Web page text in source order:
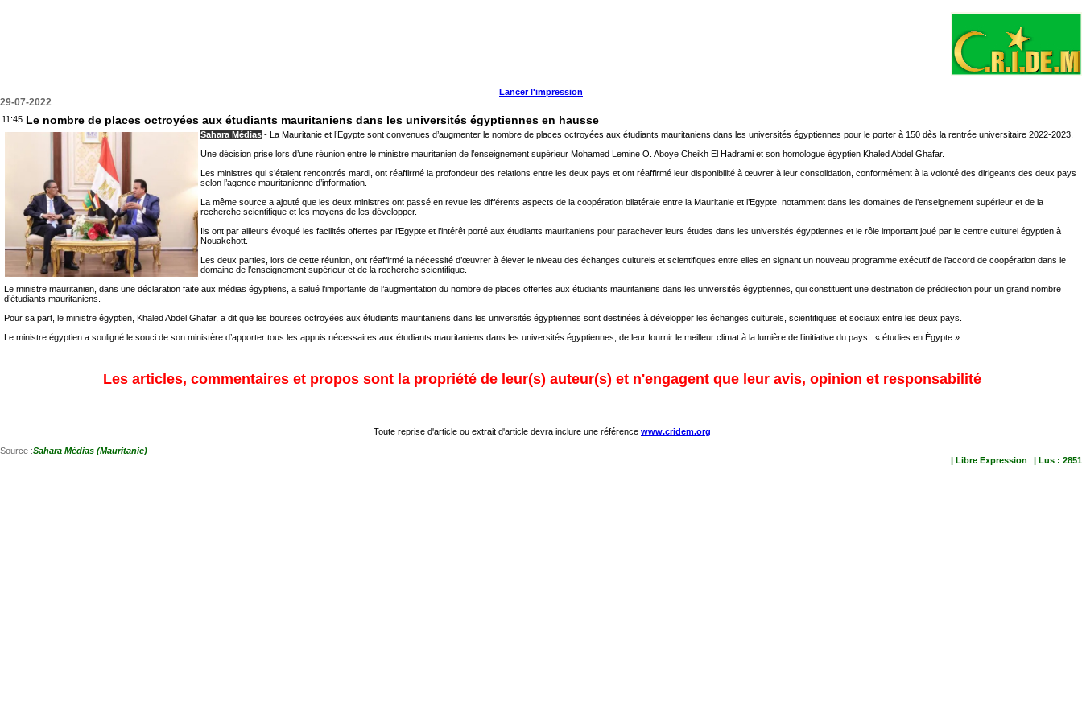
Lancer l'impression
29-07-2022
11:45 Le nombre de places octroyées aux étudiants mauritaniens dans les universités égyptiennes en hausse
Sahara Médias - La Mauritanie et l’Egypte sont convenues d’augmenter le nombre de places octroyées aux étudiants mauritaniens dans les universités égyptiennes pour le porter à 150 dès la rentrée universitaire 2022-2023.
Une décision prise lors d’une réunion entre le ministre mauritanien de l’enseignement supérieur Mohamed Lemine O. Aboye Cheikh El Hadrami et son homologue égyptien Khaled Abdel Ghafar.
Les ministres qui s’étaient rencontrés mardi, ont réaffirmé la profondeur des relations entre les deux pays et ont réaffirmé leur disponibilité à œuvrer à leur consolidation, conformément à la volonté des dirigeants des deux pays
selon l’agence mauritanienne d’information.
La même source a ajouté que les deux ministres ont passé en revue les différents aspects de la coopération bilatérale entre la Mauritanie et l’Egypte, notamment dans les domaines de l’enseignement supérieur et de la
recherche scientifique et les moyens de les développer.
Ils ont par ailleurs évoqué les facilités offertes par l’Egypte et l’intérêt porté aux étudiants mauritaniens pour parachever leurs études dans les universités égyptiennes et le rôle important joué par le centre culturel égyptien à
Nouakchott.
Les deux parties, lors de cette réunion, ont réaffirmé la nécessité d’œuvrer à élever le niveau des échanges culturels et scientifiques entre elles en signant un nouveau programme exécutif de l’accord de coopération dans le
domaine de l’enseignement supérieur et de la recherche scientifique.
Le ministre mauritanien, dans une déclaration faite aux médias égyptiens, a salué l’importante de l’augmentation du nombre de places offertes aux étudiants mauritaniens dans les universités égyptiennes, qui constituent une destination de prédilection pour un grand nombre
d’étudiants mauritaniens.
Pour sa part, le ministre égyptien, Khaled Abdel Ghafar, a dit que les bourses octroyées aux étudiants mauritaniens dans les universités égyptiennes sont destinées à développer les échanges culturels, scientifiques et sociaux entre les deux pays.
Le ministre égyptien a souligné le souci de son ministère d’apporter tous les appuis nécessaires aux étudiants mauritaniens dans les universités égyptiennes, de leur fournir le meilleur climat à la lumière de l’initiative du pays : « étudies en Égypte ».
Les articles, commentaires et propos sont la propriété de leur(s) auteur(s) et n'engagent que leur avis, opinion et responsabilité
Toute reprise d'article ou extrait d'article devra inclure une référence www.cridem.org
Source :Sahara Médias (Mauritanie)
| Libre Expression
| Lus : 2851